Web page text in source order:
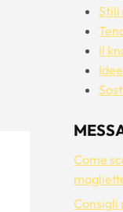
Stili
Il
Come
Consigli